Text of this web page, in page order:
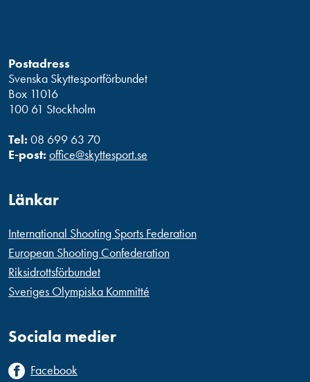
Postadress
Svenska Skyttesportförbundet
Box 11016
100 61 Stockholm
Tel: 08 699 63 70
E-post: office@skyttesport.se
Länkar
International Shooting Sports Federation
European Shooting Confederation
Riksidrottsförbundet
Sveriges Olympiska Kommitté
Sociala medier
Facebook